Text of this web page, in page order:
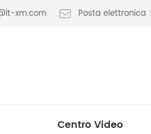
xm.com Posta elettronica :
Centro Video